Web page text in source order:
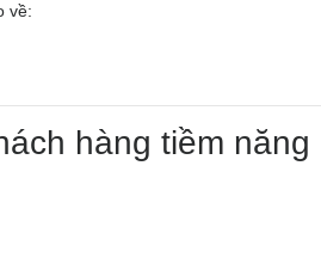
về:
hàng tiềm năng